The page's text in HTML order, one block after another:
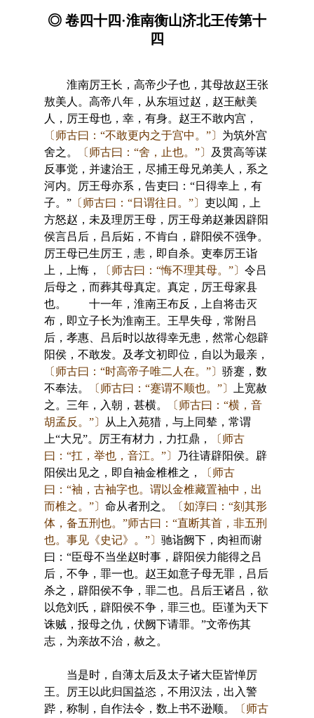
◎ 卷四十四·淮南衡山济北王传第十
四
淮南厉王长，高帝少子也，其母故赵王张
敖美人。高帝八年，从东垣过赵，赵王献美
人，厉王母也，幸，有身。赵王不敢内宫，
〔师古曰：“不敢更内之于宫中。”〕 为筑外宫
舍之。
〔师古曰：“舍，止也。”〕
及贯高等谋
反事觉，并逮治王，尽捕王母兄弟美人，系之
河内。厉王母亦系，告吏曰：“日得幸上，有
子。”〔师古曰：“日谓往日。”〕 吏以闻，上
方怒赵，未及理厉王母，厉王母弟赵兼因辟阳
侯言吕后，吕后妬，不肯白，辟阳侯不强争。
厉王母已生厉王，恚，即自杀。吏奉厉王诣
上，上悔，
〔师古曰：“悔不理其母。”〕 令吕
后母之，而葬其母真定。真定，厉王母家县
也。 十一年，淮南王布反，上自将击灭
布，即立子长为淮南王。王早失母，常附吕
后，孝惠、吕后时以故得幸无患，然常心怨辟
阳侯，不敢发。及孝文初即位，自以为最亲，
〔师古曰：“时高帝子唯二人在。”〕 骄蹇，数
不奉法。
〔师古曰：“蹇谓不顺也。”〕
上宽赦
之。三年，入朝，甚横。
〔师古曰：“横，音
胡孟反。”〕
从上入苑猎，与上同辇，常谓
上“大兄”。厉王有材力，力扛鼎，
〔师古
曰：“扛，举也，音江。”〕
乃往请辟阳侯。辟
阳侯出见之，即自袖金椎椎之，
〔师古
曰：“袖，古袖字也。谓以金椎藏置袖中，出
而椎之。”〕 命从者刑之。
〔如淳曰：“刻其形
体，备五刑也。”师古曰：“直断其首，非五刑
也。事见《史记》。”〕 驰诣阙下，肉袒而谢
曰：“臣母不当坐赵时事，辟阳侯力能得之吕
后，不争，罪一也。赵王如意子母无罪，吕后
杀之，辟阳侯不争，罪二也。吕后王诸吕，欲
以危刘氏，辟阳侯不争，罪三也。臣谨为天下
诛贼，报母之仇，伏阙下请罪。”文帝伤其
志，为亲故不治，赦之。
当是时，自薄太后及太子诸大臣皆惮厉
王。厉王以此归国益恣，不用汉法，出入警
跸，称制，自作法令，数上书不逊顺。
〔师古